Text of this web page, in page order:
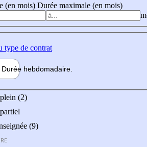
(en mois) Durée maximale (en mois)
type de contrat
Durée hebdomadaire
(2)
(9)